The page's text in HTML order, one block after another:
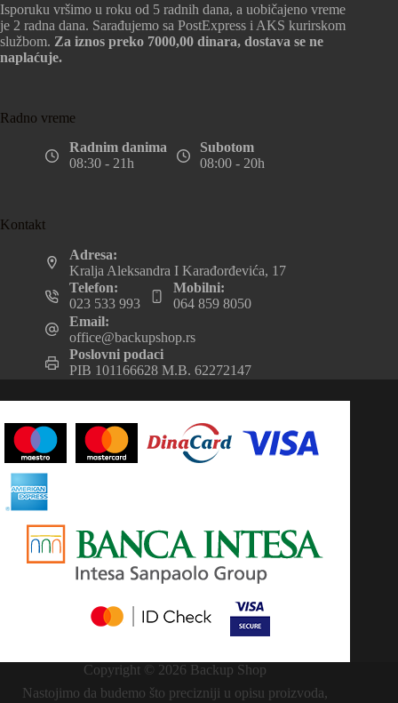
Isporuku vršimo u roku od 5 radnih dana, a uobičajeno vreme
je 2 radna dana. Sarađujemo sa PostExpress i AKS kurirskom
službom. Za iznos preko 7000,00 dinara, dostava se ne
naplaćuje.
Radno vreme
Radnim danima
08:30 - 21h
Subotom
08:00 - 20h
Kontakt
Adresa:
Kralja Aleksandra I Karađorđevića, 17
Telefon:
023 533 993
Mobilni:
064 859 8050
Email:
office@backupshop.rs
Poslovni podaci
PIB 101166628 M.B. 62272147
Copyright © 2026 Backup Shop
Nastojimo da budemo što precizniji u opisu proizvoda,